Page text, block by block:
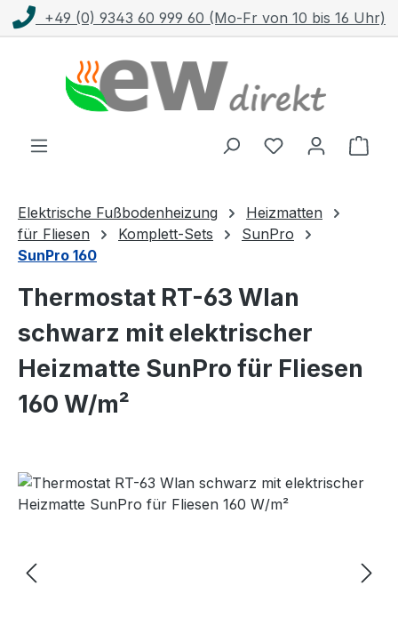
Zum Hauptinhalt springen
(0) 9343 60 999 60 (Mo-Fr von 10 bis 16 Uhr)
Elektrische Fußbodenheizung
Heizmatten
für Fliesen
Komplett-Sets
SunPro
SunPro 160
Thermostat RT-63 Wlan
schwarz mit elektrischer
Heizmatte SunPro für Fliesen
160 W/m²
Bildergalerie überspringen